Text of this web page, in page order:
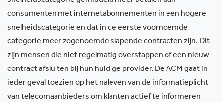
consumenten met internetabonnementen in een hogere
snelheidscategorie en dat in de eerste voornoemde
categorie meer zogenoemde slapende contracten zijn. Dit
zijn mensen die niet regelmatig overstappen of een nieuw
contract afsluiten bij hun huidige provider. De ACM gaat in
ieder geval toezien op het naleven van de informatieplicht
van telecomaanbieders om klanten actief te informeren